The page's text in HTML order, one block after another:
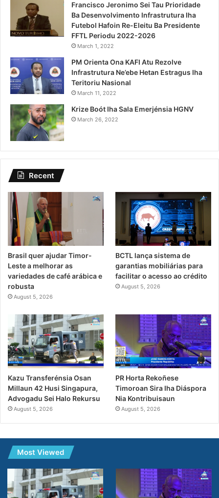
Francisco Jeronimo Sei Tau Prioridade
Ba Desenvolvimento Infrastrutura Iha
Futebol Hafoin Re-Eleitu Ba Presidente
FFTL Periodu 2022-2026
March 1, 2022
PM Orienta Ona KAFI Atu Rezolve
Infrastrutura Ne’ebe Hetan Estragus Iha
Teritoriu Nasional
March 11, 2022
Krize Boót Iha Sala Emerjénsia HGNV
March 26, 2022
Recent
Brasil quer ajudar Timor-
Leste a melhorar as
variedades de café arábica e
robusta
August 5, 2026
BCTL lança sistema de
garantias mobiliárias para
facilitar o acesso ao crédito
August 5, 2026
Kazu Transferénsia Osan
Millaun 42 Husi Singapura,
Advogadu Sei Halo Rekursu
August 5, 2026
PR Horta Rekoñese
Timoroan Sira Iha Diáspora
Nia Kontribuisaun
August 5, 2026
Most Viewed